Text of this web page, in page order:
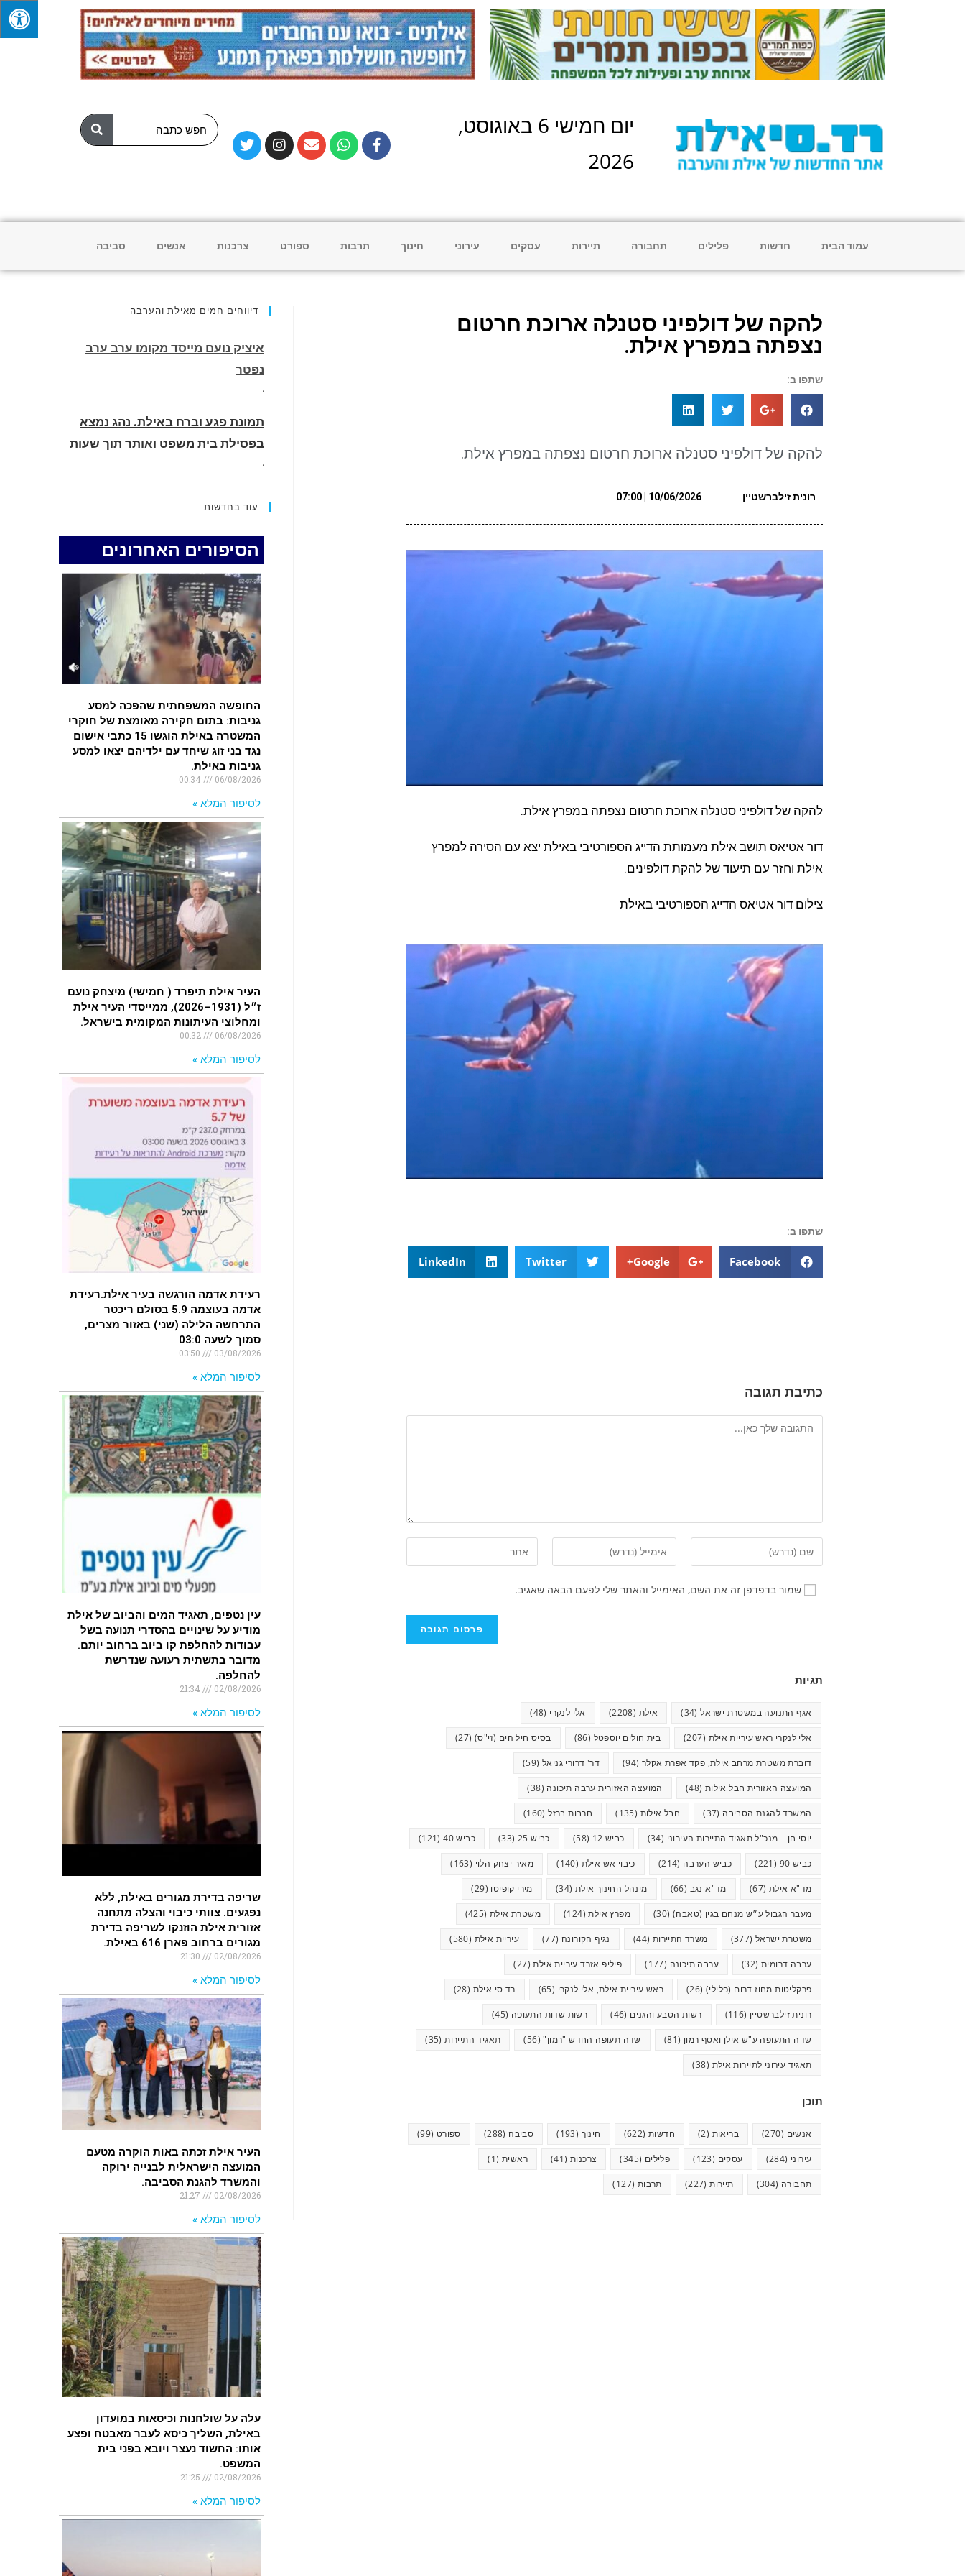
יום חמישי 6 באוגוסט,
2026
עמוד הבית חדשות פלילים תחבורה תיירות עסקים עירוני חינוך תרבות ספורט צרכנות אנשים סביבה
להקה של דולפיני סטנלה ארוכת חרטום
נצפתה במפרץ אילת.
שתפו ב:
להקה של דולפיני סטנלה ארוכת חרטום נצפתה במפרץ אילת.
רונית זילברשטיין 10/06/2026 | 07:00
להקה של דולפיני סטנלה ארוכת חרטום נצפתה במפרץ אילת.
דור אטיאס תושב אילת מעמותת הדייג הספורטיבי באילת יצא עם הסירה למפרץ
אילת וחזר עם תיעוד של להקת דולפינים.
צילום דור אטיאס הדייג הספורטיבי באילת
שתפו ב:
Facebook
Google+
Twitter
LinkedIn
כתיבת תגובה
שמור בדפדפן זה את השם, האימייל והאתר שלי לפעם הבאה שאגיב.
תגיות
אגף התנועה במשטרת ישראל(34) אילת (2208) אלי לנקרי (48)
אלי לנקרי ראש עיריית אילת (207) בית חולים יוספטל (86) בסיס חיל הים (זי"ס)(27)
דוברת משטרת מרחב אילת, פקד אפרת אקלר(94) דר' דרורי גניאל(59)
המועצה האזורית חבל אילות (48) המועצה האזורית ערבה תיכונה (38)
המשרד להגנת הסביבה (37) חבל אילות (135) חרבות ברזל(160)
יוסי חן – מנכ"ל תאגיד התיירות העירוני (34) כביש 12 (58) כביש 25 (33) כביש 40 (121)
כביש 90 (221) כביש הערבה (214) כיבוי אש אילת (140) מאיר יצחק הלוי (163)
מד"א אילת (67) מד"א נגב (66) מינהל החינוך אילת (34) מירי קופיטו (29)
מעבר הגבול ע״ש מנחם בגין (טאבה)(30) מפרץ אילת(124) משטרת אילת(425)
משטרת ישראל(377) משרד התיירות (44) נגיף הקורונה (77) עיריית אילת (580)
ערבה דרומית(32) ערבה תיכונה (177) פיליפ אזרד עיריית אילת(27)
פרקליטות מחוז דרום (פלילי)(26) ראש עיריית אילת, אלי לנקרי (65) רד סי אילת (28)
רונית זילברשטיין (116) רשות הטבע והגנים (46) רשות שדות התעופה (45)
שדה התעופה ע"ש אילן ואסף רמון (81) שדה תעופה החדש "רמון"(56) תאגיד התיירות(35)
תאגיד עירוני לתיירות אילת (38)
תוכן
אנשים (270) בריאות (2) חדשות(622) חינוך (193) סביבה (288) ספורט (99)
עירוני (284) עסקים (123) פלילים (345) צרכנות(41) ראשית (1)
תחבורה (304) תיירות(227) תרבות (127)
דיווחים חמים מאילת והערבה
איציק נועם מייסד מקומו ערב ערב
נפטר
.
תמונת פגע וברח באילת. נהג נמצא
בפסילת בית משפט ואותר תוך שעות
.
זוג שיחד עם ילדיהם יצאו למסע גניבות
באילת.
האדמה רועדת- סדרת רעידות אדמה
בחצי האי סיני
רעידת אדמה הורגשה באילת
איציק נועם מייסד מקומו ערב ערב
נפטר
עוד בחדשות
הסיפורים האחרונים
החופשה המשפחתית שהפכה למסע
גניבות: בתום חקירה מאומצת של חוקרי
המשטרה באילת הוגשו 15 כתבי אישום
נגד בני זוג שיחד עם ילדיהם יצאו למסע
גניבות באילת.
06/08/2026
לסיפור המלא »
העיר אילת תיפרד ( חמישי) מיצחק נועם
ז״ל (1931–2026), ממייסדי העיר אילת
ומחלוצי העיתונות המקומית בישראל.
06/08/2026
לסיפור המלא »
רעידת אדמה הורגשה בעיר אילת.רעידת
אדמה בעוצמה 5.9 בסולם ריכטר
התרחשה הלילה (שני) באזור מצרים,
סמוך לשעה 03:0
03/08/2026
לסיפור המלא »
עין נטפים, תאגיד המים והביוב של אילת
מודיע על שינויים בהסדרי תנועה בשל
עבודות להחלפת קו ביוב ברחוב יותם.
מדובר בתשתית רעועה שנדרשת
להחלפה.
02/08/2026
לסיפור המלא »
שריפה בדירת מגורים באילת, ללא
נפגעים. צוותי כיבוי והצלה מתחנה
אזורית אילת הוזנקו לשריפה בדירת
מגורים ברחוב פארן 616 באילת.
02/08/2026
לסיפור המלא »
העיר אילת זכתה באות הוקרה מטעם
המועצה הישראלית לבנייה ירוקה
והמשרד להגנת הסביבה.
02/08/2026
לסיפור המלא »
עלה על שולחנות וכיסאות במועדון
באילת, השליך כיסא לעבר מאבטח ופצע
אותו: החשוד נעצר ויובא בפני בית
המשפט.
02/08/2026
לסיפור המלא »